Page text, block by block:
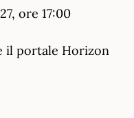
ore 17:00
il portale Horizon